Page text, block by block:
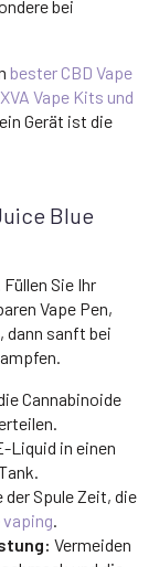
bei
bester CBD Vape
Vape Kits und
Gerät ist die
Blue
Sie Ihr
Vape Pen,
dann sanft bei
Cannabinoide
Liquid in einen
der Spule Zeit, die
vaping
Vermeiden